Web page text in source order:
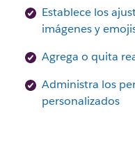
Establece los
imágenes y
Agrega o quita
Administra los
personalizados